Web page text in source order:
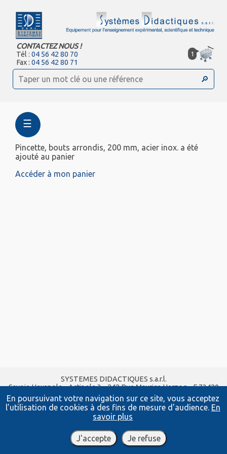
En poursuivant votre navigation sur ce site, vous acceptez
l’utilisation de cookies à des fins de mesure d'audience. En
savoir plus
J'accepte Je refuse
CONTACTEZ NOUS !
Tél :04 56 42 80 70
Fax :04 56 42 80 71
1
☰
Pincette, bouts arrondis, 200 mm, acier inox. a été
ajouté au panier
Accéder à mon panier
SYSTEMES DIDACTIQUES s.a.r.l.
Savoie Hexapole - Actipole 3 - 242 Rue Maurice Herzog - F 73420
VIVIERS DU LAC
Tel : 04 56 42 80 70| Fax :04 56 42 80 71
xavier.granjon@systemes-didactiques.fr
www.systemes-didactiques.fr